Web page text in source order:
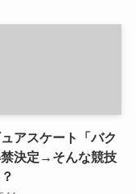
アスケート「バク
決定→そんな競技